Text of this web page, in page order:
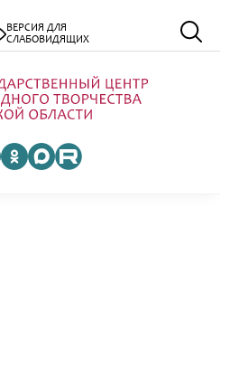
ВЕРСИЯ ДЛЯ
СЛАБОВИДЯЩИХ